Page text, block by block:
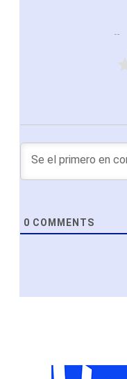
0 COMMENTS